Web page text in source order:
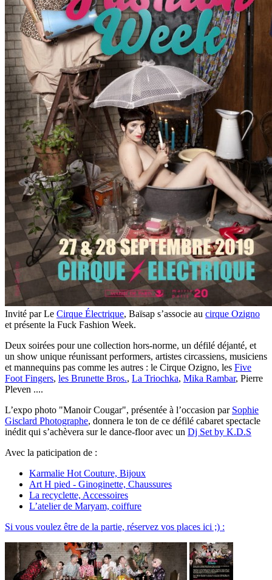
Invité par Le Cirque Électrique, Baïsap s’associe au cirque Ozigno
et présente la Fuck Fashion Week.
Deux soirées pour une collection hors-norme, un défilé déjanté, et
un show unique réunissant performers, artistes circassiens, musiciens
et mannequins pas comme les autres : le Cirque Ozigno, les Five
Foot Fingers, les Brunette Bros., La Triochka, Mika Rambar, Pierre
Pleven ....
L’expo photo "Manoir Cougar", présentée à l’occasion par Sophie
Gisclard Photographe, donnera le ton de ce défilé cabaret spectacle
inédit qui s’achèvera sur le dance-floor avec un Dj Set by K.D.S
Avec la paticipation de :
Karmalie Hot Couture, Bijoux
Art H pied - Ginoginette, Chaussures
La recyclette, Accessoires
L’atelier de Maryam, coiffure
Si vous voulez être de la partie, réservez vos places ici ;) :